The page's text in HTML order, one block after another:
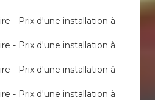
- Prix d'une installation à
- Prix d'une installation à
- Prix d'une installation à
- Prix d'une installation à